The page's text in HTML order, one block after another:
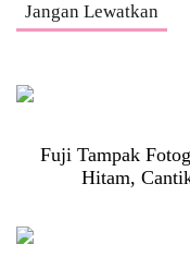
Jangan Lewatkan
Fuji Tampak
Hitam,